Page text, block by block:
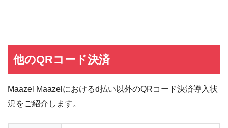
他のQRコード決済
Maazel Maazelにおけるd払い以外のQRコード決済導入状
況をご紹介します。